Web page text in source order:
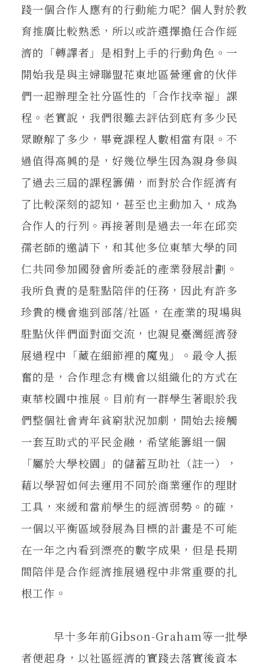
踐一個合作人應有的行動能力呢? 個人對於教
育推廣比較熟悉，所以或許選擇擔任合作經
濟的「轉譯者」是相對上手的行動角色。一
開始我是與主婦聯盟花東地區營運會的伙伴
們一起辦理全社分區性的「合作找幸福」課
程。老實說，我們很難去評估到底有多少民
眾瞭解了多少，畢竟課程人數相當有限。不
過值得高興的是，好幾位學生因為親身參與
了過去三屆的課程籌備，而對於合作經濟有
了比較深刻的認知，甚至也主動加入，成為
合作人的行列。再接著則是過去一年在邱奕
孺老師的邀請下，和其他多位東華大學的同
仁共同參加國發會所委託的產業發展計劃。
我所負責的是駐點陪伴的任務，因此有許多
珍貴的機會進到部落/社區，在產業的現場與
駐點伙伴們面對面交流，也親見臺灣經濟發
展過程中「藏在細節裡的魔鬼」。最令人振
奮的是，合作理念有機會以組織化的方式在
東華校園中推展。目前有一群學生著眼於我
們整個社會青年貧窮狀況加劇，開始去接觸
一套互助式的平民金融，希望能籌組一個
「屬於大學校園」的儲蓄互助社（註一），
藉以學習如何去運用不同於商業運作的理財
工具，來緩和當前學生的經濟弱勢。的確，
一個以平衡區域發展為目標的計畫是不可能
在一年之內看到漂亮的數字成果，但是長期
間陪伴是合作經濟推展過程中非常重要的扎
根工作。
早十多年前Gibson-Graham等一批學
者便起身，以社區經濟的實踐去落實後資本